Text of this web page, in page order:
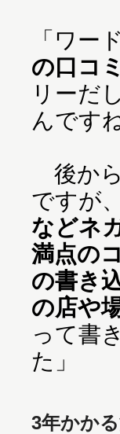
「ワー
の口コ
リーだ
んですね
後か
ですが
などネ
満点の
の書き
の店や
って書
た」
3年かか